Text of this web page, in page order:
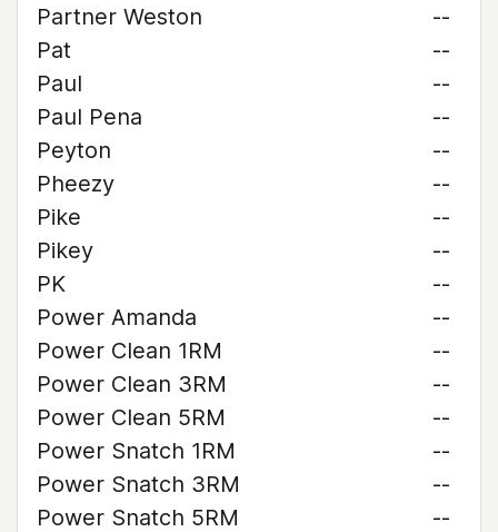
Partner Weston
--
Pat
--
Paul
--
Paul Pena
--
Peyton
--
Pheezy
--
Pike
--
Pikey
--
PK
--
Power Amanda
--
Power Clean 1RM
--
Power Clean 3RM
--
Power Clean 5RM
--
Power Snatch 1RM
--
Power Snatch 3RM
--
Power Snatch 5RM
--